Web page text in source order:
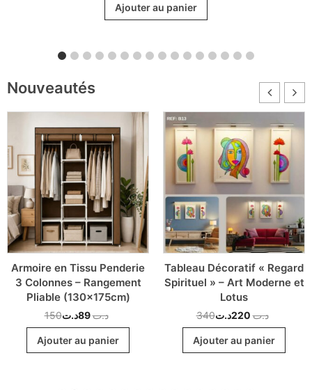
of 5
Ajouter au panier
Nouveautés
Armoire en Tissu Penderie
3 Colonnes – Rangement
Pliable (130x175cm)
150 د.ت89د.ت
Ajouter au panier
Tableau Décoratif « Regard
Spirituel » – Art Moderne et
Lotus
340 د.ت 220د.ت
Ajouter au panier